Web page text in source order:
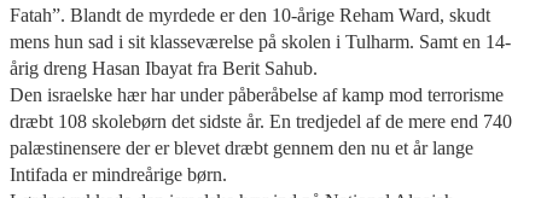
Fatah”. Blandt de myrdede er den 10-årige Reham Ward, skudt
mens hun sad i sit klasseværelse på skolen i Tulharm. Samt en 14-
årig dreng Hasan Ibayat fra Berit Sahub.
Den israelske hær har under påberåbelse af kamp mod terrorisme
dræbt 108 skolebørn det sidste år. En tredjedel af de mere end 740
palæstinensere der er blevet dræbt gennem den nu et år lange
Intifada er mindreårige børn.